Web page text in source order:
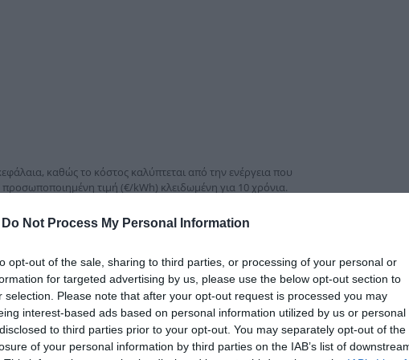
Do Not Process My Personal Information
opt-out of the sale, sharing to third parties, or processing of your personal or
for targeted advertising by us, please use the below opt-out section to
selection. Please note that after your opt-out request is processed you may
interest-based ads based on personal information utilized by us or personal
to third parties prior to your opt-out. You may separately opt-out of the
of your personal information by third parties on the IAB’s list of
καθώς το κόστος καλύπτεται από την ενέργεια που
τιμή (€/kWh) κλειδωμένη για 10 χρόνια.
όφελος 20%
χωρίς επένδυση σε φωτοβολταϊκό εξοπλισμό.
περιλαμβάνουν:
αναλαμβάνει εξολοκλήρου τη μελέτη, την προμήθεια του
συστήματος.